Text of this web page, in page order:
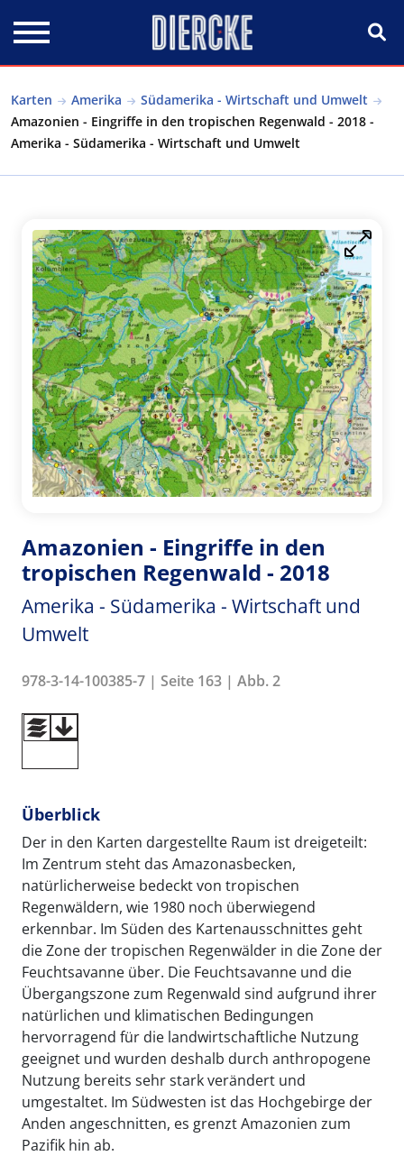
Karten Amerika
Südamerika - Wirtschaft und Umwelt
Amazonien - Eingriffe in den tropischen Regenwald - 2018 -
Amerika - Südamerika - Wirtschaft und Umwelt
Amazonien - Eingriffe in den
tropischen Regenwald - 2018
Amerika - Südamerika - Wirtschaft und
Umwelt
978-3-14-100385-7 | Seite 163 | Abb. 2
Überblick
Der in den Karten dargestellte Raum ist dreigeteilt:
Im Zentrum steht das Amazonasbecken,
natürlicherweise bedeckt von tropischen
Regenwäldern, wie 1980 noch überwiegend
erkennbar. Im Süden des Kartenausschnittes geht
die Zone der tropischen Regenwälder in die Zone der
Feuchtsavanne über. Die Feuchtsavanne und die
Übergangszone zum Regenwald sind aufgrund ihrer
natürlichen und klimatischen Bedingungen
hervorragend für die landwirtschaftliche Nutzung
geeignet und wurden deshalb durch anthropogene
Nutzung bereits sehr stark verändert und
umgestaltet. Im Südwesten ist das Hochgebirge der
Anden angeschnitten, es grenzt Amazonien zum
Pazifik hin ab.